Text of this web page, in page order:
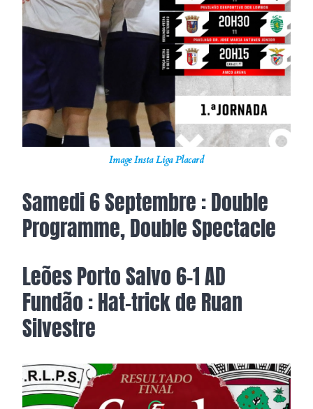
Image Insta Liga Placard
Samedi 6 Septembre : Double
Programme, Double Spectacle
Leões Porto Salvo 6-1 AD
Fundão : Hat-trick de Ruan
Silvestre